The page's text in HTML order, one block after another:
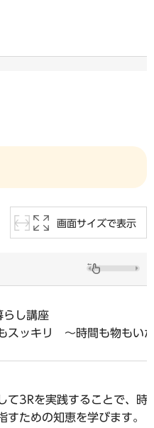
画面サイズで表示
らし講座
スッキリ ～時間も物もい
て3Rを実践することで、
すための知恵を学びます。